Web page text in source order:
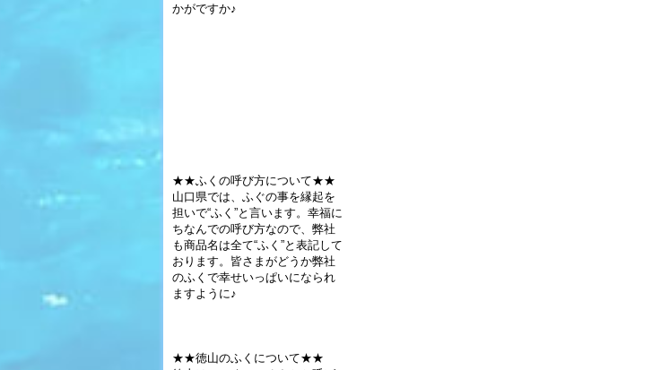
かがですか♪
★★ふくの呼び方について★★
山口県では、ふぐの事を縁起を
担いで“ふく”と言います。幸福に
ちなんでの呼び方なので、弊社
も商品名は全て“ふく”と表記して
おります。皆さまがどうか弊社
のふくで幸せいっぱいになられ
ますように♪
★★徳山のふくについて★★